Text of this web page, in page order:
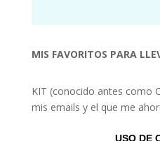
MIS FAVORITOS PARA
KIT (conocido antes como
mis emails y el que me
USO DE